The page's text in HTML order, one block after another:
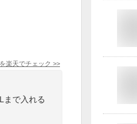
楽天でチェック >>
まで入れる